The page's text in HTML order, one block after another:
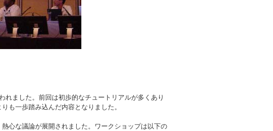
ました。前回は初歩的なチュートリアルが多くあり
も一歩踏み込んだ内容となりました。
心な議論が展開されました。ワークショップは以下の